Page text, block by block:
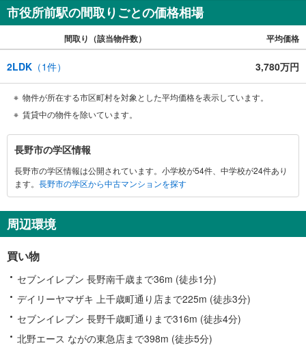
市役所前駅の間取りごとの価格相場
間取り（該当物件数） 平均価格
2LDK （1件） 3,780万円
物件が所在する市区町村を対象とした平均価格を表示しています。
賃貸中の物件を除いています。
長
野
市
に
す
る
報
長野市の学区情報
長野市の学区情報は公開されています。小学校が54件、中学校が24件あり
ます。 長野市の学区から中古マンションを探す
周辺環境
買い物
セブンイレブン 長野南千歳まで36m (徒歩1分)
デイリーヤマザキ 上千歳町通り店まで225m (徒歩3分)
セブンイレブン 長野千歳町通りまで316m (徒歩4分)
北野エース ながの東急店まで398m (徒歩5分)